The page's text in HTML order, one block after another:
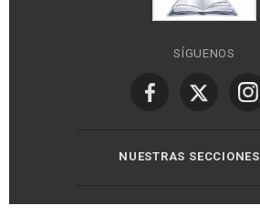
SÍGUENOS
NUESTRAS SECCIONES